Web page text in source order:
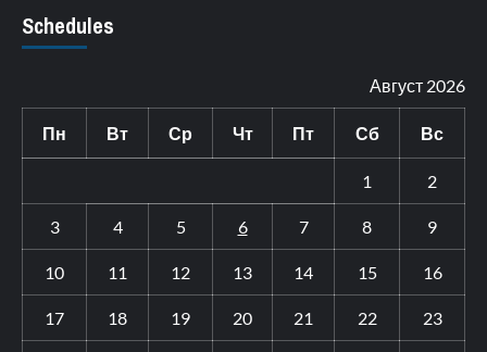
Schedules
Август 2026
Пн Вт Ср Чт Пт Сб Вс
1 2
3 4 5 6 7 8 9
10 11 12 13 14 15 16
17 18 19 20 21 22 23